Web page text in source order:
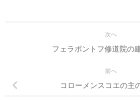
次へ
フェラポントフ修道院の
前へ
コローメンスコエの主